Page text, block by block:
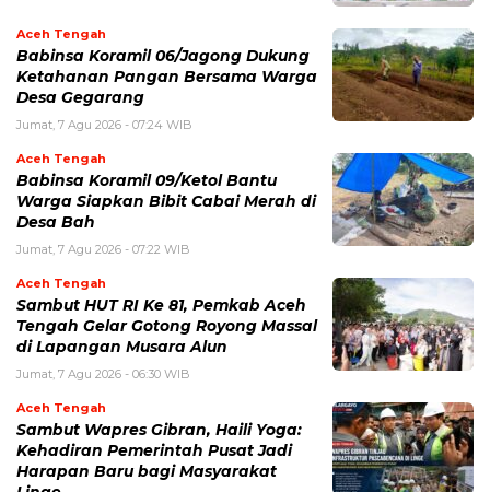
Aceh Tengah
‎Babinsa Koramil 06/Jagong Dukung
Ketahanan Pangan Bersama Warga
Desa Gegarang
Jumat, 7 Agu 2026 - 07:24 WIB
Aceh Tengah
‎Babinsa Koramil 09/Ketol Bantu
Warga Siapkan Bibit Cabai Merah di
Desa Bah
Jumat, 7 Agu 2026 - 07:22 WIB
Aceh Tengah
Sambut HUT RI Ke 81, Pemkab Aceh
Tengah Gelar Gotong Royong Massal
di Lapangan Musara Alun
Jumat, 7 Agu 2026 - 06:30 WIB
Aceh Tengah
‎Sambut Wapres Gibran, Haili Yoga:
Kehadiran Pemerintah Pusat Jadi
Harapan Baru bagi Masyarakat